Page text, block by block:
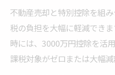
不動産売却と特別控除を組
税の負担を大幅に軽減でき
時には、3000万円控除を活
課税対象がゼロまたは大幅減